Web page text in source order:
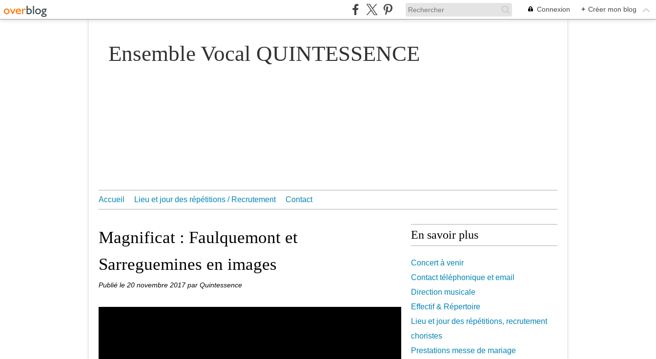
Connexion + Créer mon blog
Ensemble Vocal QUINTESSENCE
Accueil Lieu et jour des répétitions / Recrutement Contact
Magnificat : Faulquemont et
Sarreguemines en images
Publié le 20 novembre 2017par Quintessence
En savoir plus
Concert à venir
Contact téléphonique et email
Direction musicale
Effectif & Répertoire
Lieu et jour des répétitions, recrutement
choristes
Prestations messe de mariage